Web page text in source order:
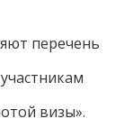
перечень
визы».